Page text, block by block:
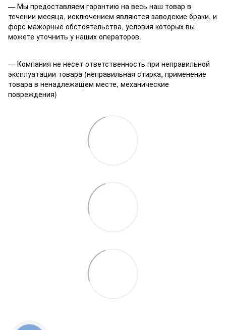
— Мы предоставляем гарантию на весь наш товар в
течении месяца, исключением являются заводские браки, и
форс мажорные обстоятельства, условия которых вы
можете уточнить у наших операторов.
— Компания не несет ответственность при неправильной
эксплуатации товара (неправильная стирка, применение
товара в ненадлежащем месте, механические
повреждения)